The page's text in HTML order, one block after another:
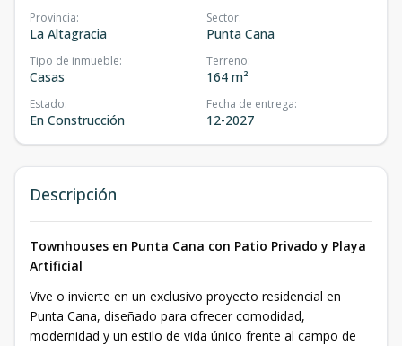
Provincia:
La Altagracia
Sector:
Punta Cana
Tipo de inmueble:
Casas
Terreno:
164 m²
Estado:
En Construcción
Fecha de entrega:
12-2027
Descripción
Townhouses en Punta Cana con Patio Privado y Playa
Artificial
Vive o invierte en un exclusivo proyecto residencial en
Punta Cana, diseñado para ofrecer comodidad,
modernidad y un estilo de vida único frente al campo de